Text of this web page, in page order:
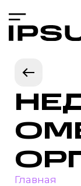
Главная